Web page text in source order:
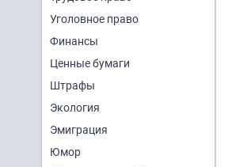
Уголовное право
Финансы
Ценные бумаги
Штрафы
Экология
Эмиграция
Юмор